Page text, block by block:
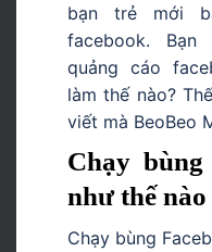
bạn trẻ mới
facebook.
quảng cáo
làm thế nào?
viết mà BeoBeo
Chạy bùng
như thế nào
Chạy bùng